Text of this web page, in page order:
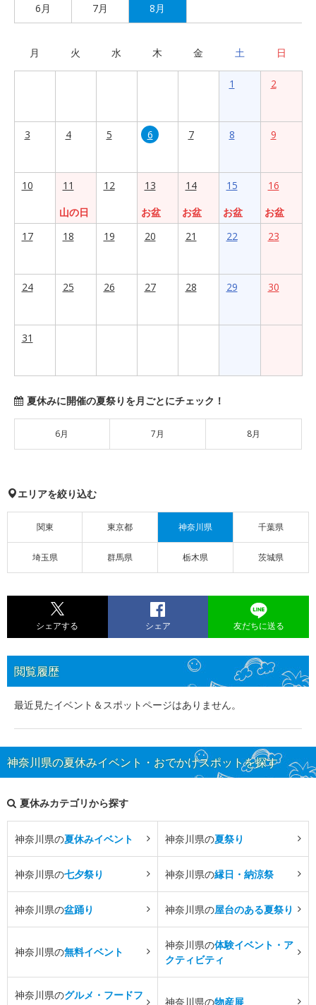
6月 7月 8月
月 火 水 木 金 土 日
1 2
3 4 5 6 7 8 9
10
11
山の日
12
13
お盆
14
お盆
15
お盆
16
お盆
17
18 19 20 21 22 23
24 25 26 27 28 29 30
31
夏休みに開催の夏祭りを月ごとにチェック！
6月 7月 8月
エリアを絞り込む
関東 東京都 神奈川県 千葉県
埼玉県 群馬県 栃木県 茨城県
シェアする シェア 友だちに送る
閲覧履歴
最近見たイベント＆スポットページはありません。
神奈川県の夏休みイベント・おでかけスポットを探す
夏休みカテゴリから探す
神奈川県の夏休みイベント 神奈川県の夏祭り
神奈川県の七夕祭り 神奈川県の縁日・納涼祭
神奈川県の盆踊り 神奈川県の屋台のある夏祭り
神奈川県の無料イベント
神奈川県の体験イベント・ア
クティビティ
神奈川県のグルメ・フードフ
神奈川県の物産展